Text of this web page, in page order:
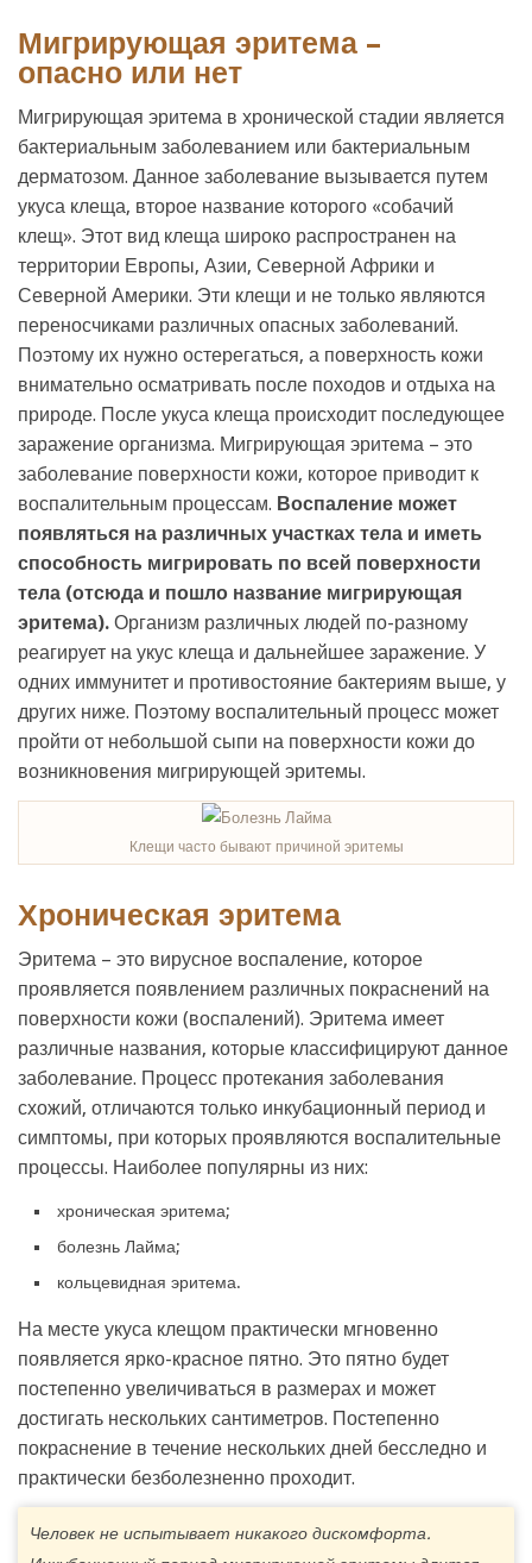
Мигрирующая эритема –
опасно или нет
Мигрирующая эритема в хронической стадии является
бактериальным заболеванием или бактериальным
дерматозом. Данное заболевание вызывается путем
укуса клеща, второе название которого «собачий
клещ». Этот вид клеща широко распространен на
территории Европы, Азии, Северной Африки и
Северной Америки. Эти клещи и не только являются
переносчиками различных опасных заболеваний.
Поэтому их нужно остерегаться, а поверхность кожи
внимательно осматривать после походов и отдыха на
природе. После укуса клеща происходит последующее
заражение организма. Мигрирующая эритема – это
заболевание поверхности кожи, которое приводит к
воспалительным процессам. Воспаление может
появляться на различных участках тела и иметь
способность мигрировать по всей поверхности
тела (отсюда и пошло название мигрирующая
эритема). Организм различных людей по-разному
реагирует на укус клеща и дальнейшее заражение. У
одних иммунитет и противостояние бактериям выше, у
других ниже. Поэтому воспалительный процесс может
пройти от небольшой сыпи на поверхности кожи до
возникновения мигрирующей эритемы.
Клещи часто бывают причиной эритемы
Хроническая эритема
Эритема – это вирусное воспаление, которое
проявляется появлением различных покраснений на
поверхности кожи (воспалений). Эритема имеет
различные названия, которые классифицируют данное
заболевание. Процесс протекания заболевания
схожий, отличаются только инкубационный период и
симптомы, при которых проявляются воспалительные
процессы. Наиболее популярны из них:
хроническая эритема;
болезнь Лайма;
кольцевидная эритема.
На месте укуса клещом практически мгновенно
появляется ярко-красное пятно. Это пятно будет
постепенно увеличиваться в размерах и может
достигать нескольких сантиметров. Постепенно
покраснение в течение нескольких дней бесследно и
практически безболезненно проходит.
Человек не испытывает никакого дискомфорта.